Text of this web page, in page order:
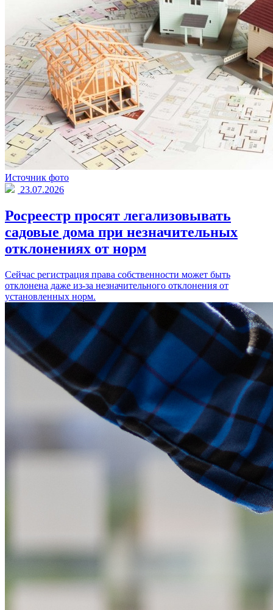
Источник фото
23.07.2026
Росреестр просят легализовывать
садовые дома при незначительных
отклонениях от норм
Сейчас регистрация права собственности может быть
отклонена даже из-за незначительного отклонения от
установленных норм.